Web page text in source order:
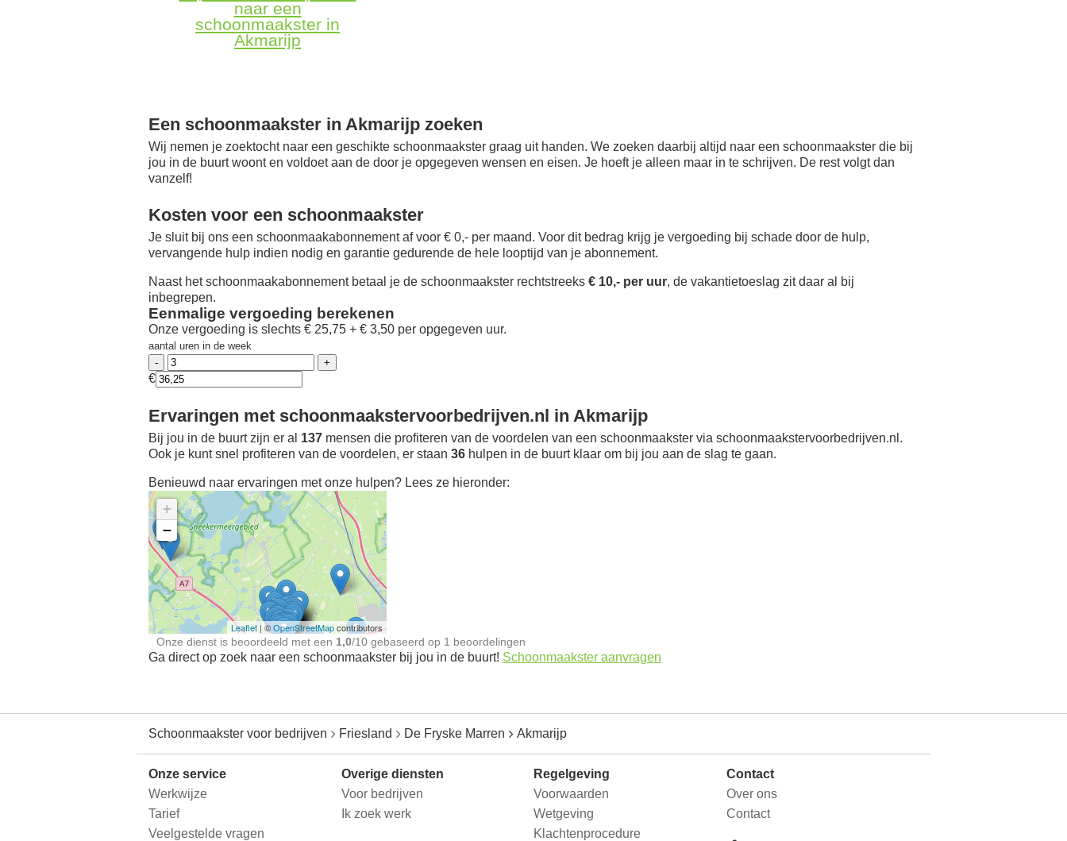
naar een
schoonmaakster in
Akmarijp
Een schoonmaakster in Akmarijp zoeken
Wij nemen je zoektocht naar een geschikte schoonmaakster graag uit handen. We zoeken daarbij altijd naar een schoonmaakster die bij
jou in de buurt woont en voldoet aan de door je opgegeven wensen en eisen. Je hoeft je alleen maar in te schrijven. De rest volgt dan
vanzelf!
Kosten voor een schoonmaakster
Je sluit bij ons een schoonmaakabonnement af voor € 0,- per maand. Voor dit bedrag krijg je vergoeding bij schade door de hulp,
vervangende hulp indien nodig en garantie gedurende de hele looptijd van je abonnement.
Naast het schoonmaakabonnement betaal je de schoonmaakster rechtstreeks € 10,- per uur, de vakantietoeslag zit daar al bij
inbegrepen.
Eenmalige vergoeding berekenen
Onze vergoeding is slechts € 25,75 + € 3,50 per opgegeven uur.
aantal uren in de week
€
Ervaringen met schoonmaakstervoorbedrijven.nl in Akmarijp
Bij jou in de buurt zijn er al 137 mensen die profiteren van de voordelen van een schoonmaakster via schoonmaakstervoorbedrijven.nl.
Ook je kunt snel profiteren van de voordelen, er staan 36 hulpen in de buurt klaar om bij jou aan de slag te gaan.
Benieuwd naar ervaringen met onze hulpen? Lees ze hieronder:
Ontdek meer ervaringen
Schoonmaakster bij
jou in de buurt
+
−
Leaflet | ©OpenStreetMapcontributors
Onze dienst is beoordeeld met een 1,0/10 gebaseerd op 1 beoordelingen
Ga direct op zoek naar een schoonmaakster bij jou in de buurt! Schoonmaakster aanvragen
Schoonmaakster voor bedrijven Friesland De Fryske Marren Akmarijp
Onze service
Werkwijze
Tarief
Veelgestelde vragen
Overige diensten
Voor bedrijven
Ik zoek werk
Regelgeving
Voorwaarden
Wetgeving
Klachtenprocedure
Contact
Over ons
Contact